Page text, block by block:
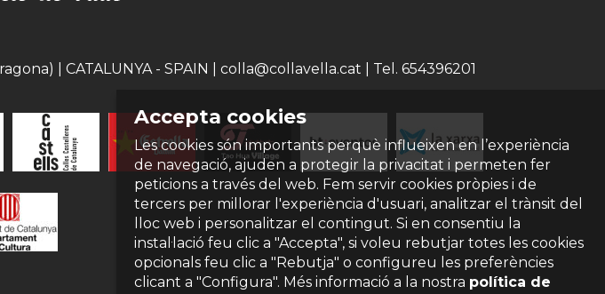
Accepta cookies
Les cookies són importants perquè influeixen en l’experiència
de navegació, ajuden a protegir la privacitat i permeten fer
peticions a través del web. Fem servir cookies pròpies i de
tercers per millorar l'experiència d'usuari, analitzar el trànsit del
lloc web i personalitzar el contingut. Si en consentiu la
instal·lació feu clic a "Accepta", si voleu rebutjar totes les cookies
opcionals feu clic a "Rebutja" o configureu les preferències
clicant a "Configura". Més informació a la nostra política de
| CATALUNYA - SPAIN | colla@collavella.cat | Tel. 654396201